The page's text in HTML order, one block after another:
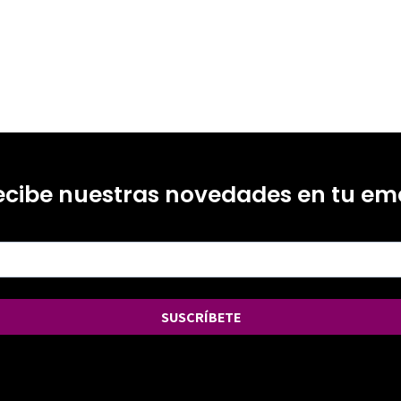
nuestras novedades en tu
SUSCRÍBETE